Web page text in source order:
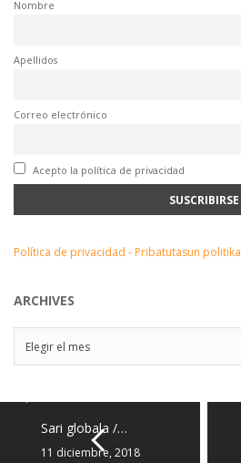
Nombre
Apellidos
Correo electrónico
Acepto la política de privacidad
Política de privacidad - Pribatutasun politika
ARCHIVES
Elegir el mes
Sari globala /…
11 diciembre, 2018